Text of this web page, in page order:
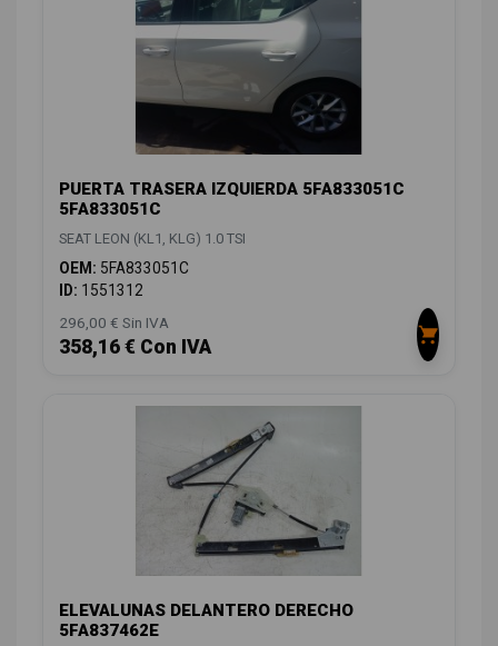
PUERTA TRASERA IZQUIERDA 5FA833051C
5FA833051C
SEAT LEON (KL1, KLG) 1.0 TSI
OEM: 5FA833051C
ID: 1551312
296,00 € Sin IVA
358,16 € Con IVA
ELEVALUNAS DELANTERO DERECHO
5FA837462E